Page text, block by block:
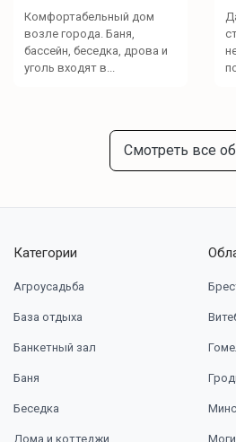
Комфортабельный дом
возле города. Баня,
бассейн, беседка, дрова и
уголь входят в...
Смотреть все
Категории
Агроусадьба
База отдыха
Банкетный зал
Баня
Беседка
Дома и коттеджи